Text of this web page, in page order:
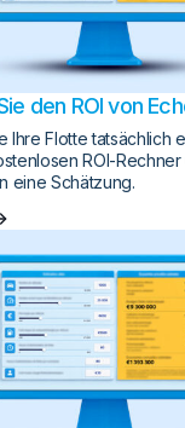
den ROI von
Ihre Flotte tatsächlich
ROI-
eine Schätzung.